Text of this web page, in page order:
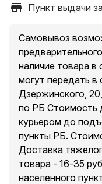
Лазер
Класс
Мощность лазера
1 мВт
Конструкция
Пункт выдачи
Самовывоз
наличие товара в
могут передать
Дзержинского,
по РБ Стоимость
курьером до
пункты РБ.
Доставка
товара - 16-35
населенного